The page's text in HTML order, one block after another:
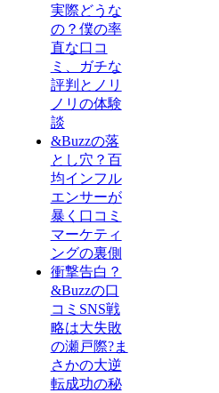
実際どうな
の？僕の率
直な口コ
ミ、ガチな
評判とノリ
ノリの体験
談
&Buzzの落
とし穴？百
均インフル
エンサーが
暴く口コミ
マーケティ
ングの裏側
衝撃告白？
&Buzzの口
コミSNS戦
略は大失敗
の瀬戸際?ま
さかの大逆
転成功の秘